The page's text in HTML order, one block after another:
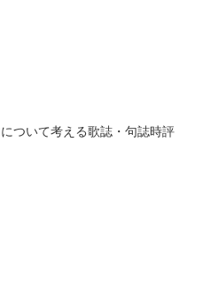
ついて考える歌誌・句誌時評